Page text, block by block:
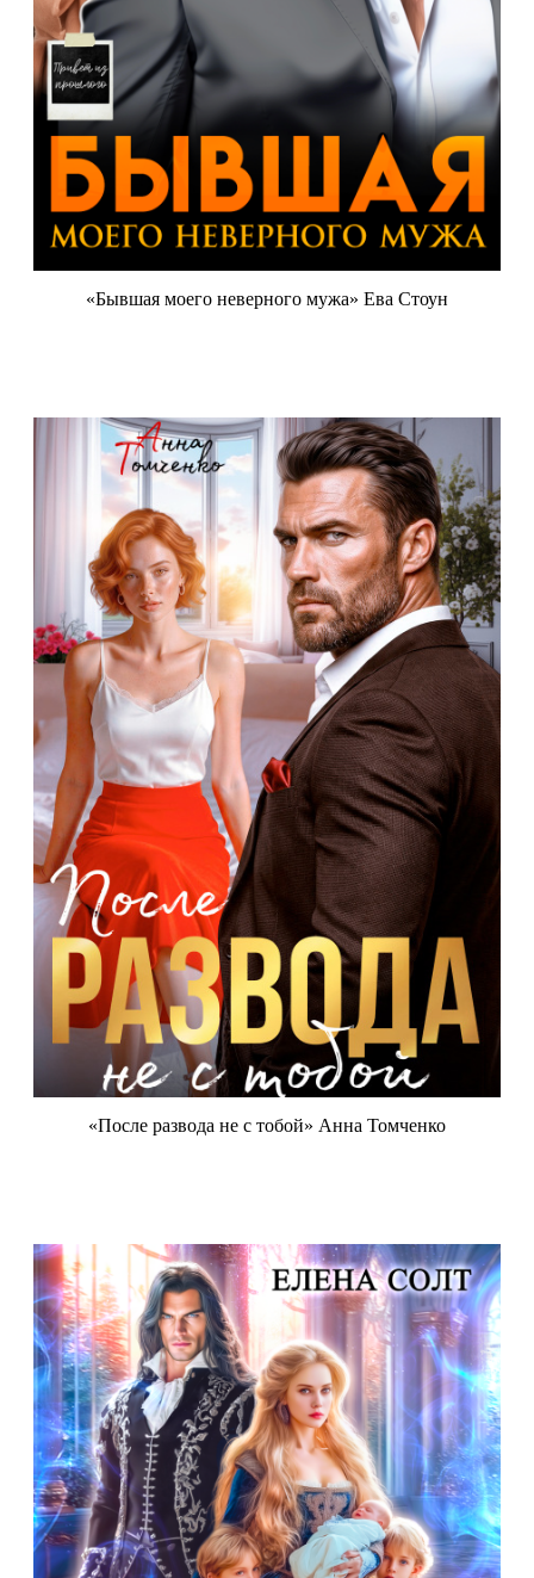
«Бывшая моего неверного мужа» Ева Стоун
«После развода не с тобой» Анна Томченко